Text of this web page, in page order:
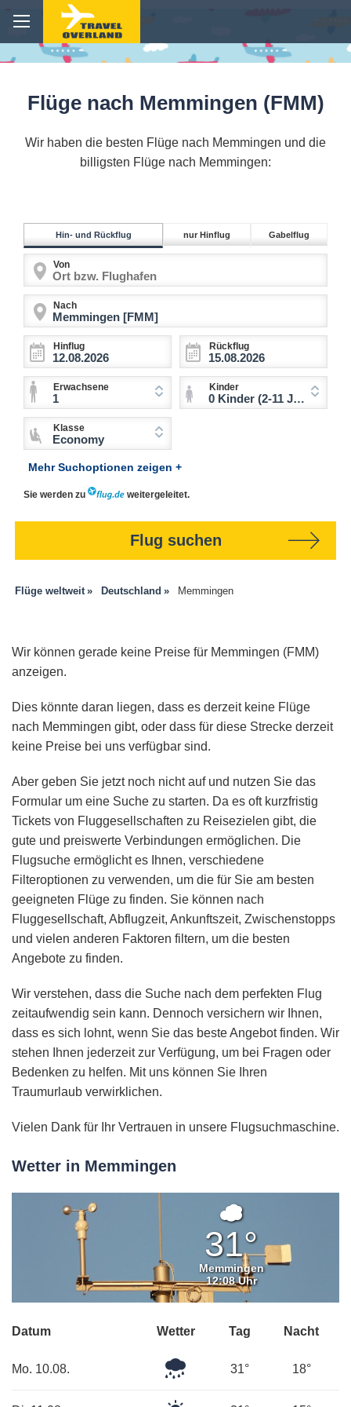
Flüge nach Memmingen (FMM)
Wir haben die besten Flüge nach Memmingen und die
billigsten Flüge nach Memmingen:
Hin- und Rückflug nur Hinflug Gabelflug
Von
Nach
Hinflug Rückflug
Erwachsene
1
Kinder
0 Kinder (2-11 Jahre)
Klasse
Economy
Mehr Suchoptionen zeigen +
Sie werden zu weitergeleitet.
Flug suchen
Flüge weltweit Deutschland Memmingen
Wir können gerade keine Preise für Memmingen (FMM)
anzeigen.
Dies könnte daran liegen, dass es derzeit keine Flüge
nach Memmingen gibt, oder dass für diese Strecke derzeit
keine Preise bei uns verfügbar sind.
Aber geben Sie jetzt noch nicht auf und nutzen Sie das
Formular um eine Suche zu starten. Da es oft kurzfristig
Tickets von Fluggesellschaften zu Reisezielen gibt, die
gute und preiswerte Verbindungen ermöglichen. Die
Flugsuche ermöglicht es Ihnen, verschiedene
Filteroptionen zu verwenden, um die für Sie am besten
geeigneten Flüge zu finden. Sie können nach
Fluggesellschaft, Abflugzeit, Ankunftszeit, Zwischenstopps
und vielen anderen Faktoren filtern, um die besten
Angebote zu finden.
Wir verstehen, dass die Suche nach dem perfekten Flug
zeitaufwendig sein kann. Dennoch versichern wir Ihnen,
dass es sich lohnt, wenn Sie das beste Angebot finden. Wir
stehen Ihnen jederzeit zur Verfügung, um bei Fragen oder
Bedenken zu helfen. Mit uns können Sie Ihren
Traumurlaub verwirklichen.
Vielen Dank für Ihr Vertrauen in unsere Flugsuchmaschine.
Wetter in Memmingen
bewölkt
31°
Memmingen
12:08 Uhr
Datum Wetter Tag Nacht
Mo. 10.08. 31° 18°